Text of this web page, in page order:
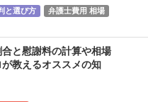
と選び方
弁護士費用 相場
と慰謝料の計算や相場
教えるオススメの知